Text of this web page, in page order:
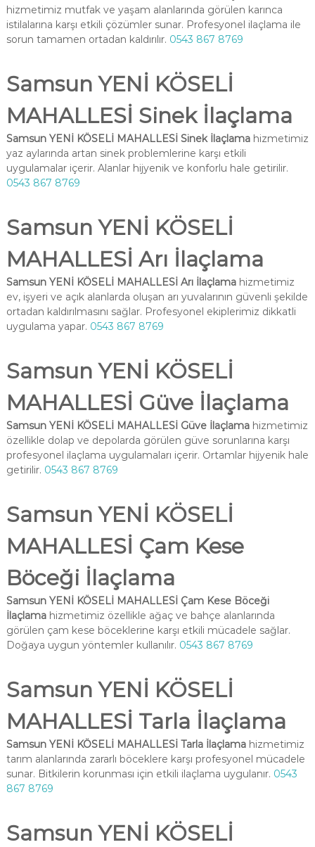
hizmetimiz mutfak ve yaşam alanlarında görülen karınca
istilalarına karşı etkili çözümler sunar. Profesyonel ilaçlama ile
sorun tamamen ortadan kaldırılır. 0543 867 8769
Samsun YENİ KÖSELİ
MAHALLESİ Sinek İlaçlama
Samsun YENİ KÖSELİ MAHALLESİ Sinek İlaçlamahizmetimiz
yaz aylarında artan sinek problemlerine karşı etkili
uygulamalar içerir. Alanlar hijyenik ve konforlu hale getirilir.
0543 867 8769
Samsun YENİ KÖSELİ
MAHALLESİ Arı İlaçlama
Samsun YENİ KÖSELİ MAHALLESİ Arı İlaçlamahizmetimiz
ev, işyeri ve açık alanlarda oluşan arı yuvalarının güvenli şekilde
ortadan kaldırılmasını sağlar. Profesyonel ekiplerimiz dikkatli
uygulama yapar. 0543 867 8769
Samsun YENİ KÖSELİ
MAHALLESİ Güve İlaçlama
Samsun YENİ KÖSELİ MAHALLESİ Güve İlaçlamahizmetimiz
özellikle dolap ve depolarda görülen güve sorunlarına karşı
profesyonel ilaçlama uygulamaları içerir. Ortamlar hijyenik hale
getirilir. 0543 867 8769
Samsun YENİ KÖSELİ
MAHALLESİ Çam Kese
Böceği İlaçlama
Samsun YENİ KÖSELİ MAHALLESİ Çam Kese Böceği
İlaçlamahizmetimiz özellikle ağaç ve bahçe alanlarında
görülen çam kese böceklerine karşı etkili mücadele sağlar.
Doğaya uygun yöntemler kullanılır. 0543 867 8769
Samsun YENİ KÖSELİ
MAHALLESİ Tarla İlaçlama
Samsun YENİ KÖSELİ MAHALLESİ Tarla İlaçlamahizmetimiz
tarım alanlarında zararlı böceklere karşı profesyonel mücadele
sunar. Bitkilerin korunması için etkili ilaçlama uygulanır. 0543
867 8769
Samsun YENİ KÖSELİ